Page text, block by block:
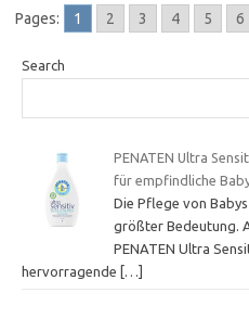
Pages: 1 2 3 4 5 6
Search
PENATEN Ultra
für empfindliche
Die Pflege von
größter Bedeutung.
PENATEN Ultra
hervorragende
[…]